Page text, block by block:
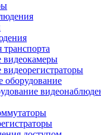
оборудование